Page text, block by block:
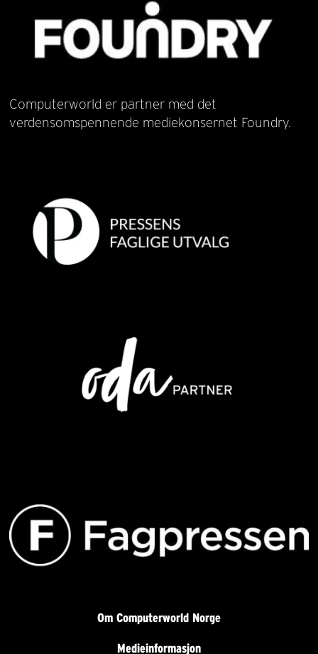
Computerworld er partner med det
verdensomspennende mediekonsernet Foundry.
Om Computerworld Norge
Medieinformasjon